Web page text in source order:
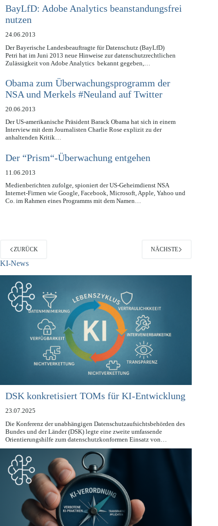
BayLfD: Adobe Analytics beanstandungsfrei
nutzen
24.06.2013
Der Bayerische Landesbeauftragte für Datenschutz (BayLfD)
Petri hat im Juni 2013 neue Hinweise zur datenschutzrechtlichen
Obama zum Überwachungsprogramm der
NSA und Merkels #Neuland auf Twitter
20.06.2013
Der US-amerikanische Präsident Barack Obama hat sich in einem
Interview mit dem Journalisten Charlie Rose explizit zu der
Der “Prism“-Überwachung entgehen
11.06.2013
Medienberichten zufolge, spioniert der US-Geheimdienst NSA
Internet-Firmen wie Google, Facebook, Microsoft, Apple, Yahoo und
ZURÜCK
KI-News
DSK konkretisiert TOMs für KI-Entwicklung
23.07.2025
Die Konferenz der unabhängigen Datenschutzaufsichtsbehörden des
Bundes und der Länder (DSK) legte eine zweite umfassende
Orientierungshilfe zum datenschutzkonformen Einsatz von…